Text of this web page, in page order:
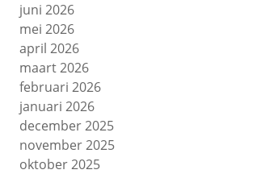
juni 2026
mei 2026
april 2026
maart 2026
februari 2026
januari 2026
december 2025
november 2025
oktober 2025